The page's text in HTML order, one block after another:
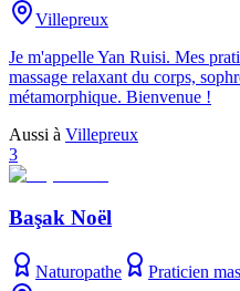
Villepreux
Je m'appelle Yan Ruisi. Mes
massage relaxant du corps,
métamorphique. Bienvenue !
Aussi à Villepreux
3
Başak Noël
Naturopathe Praticien